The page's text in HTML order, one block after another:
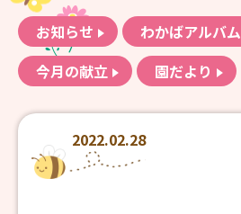
お知らせ
わかばアルバム
今月の献立
園だより
2022.02.28